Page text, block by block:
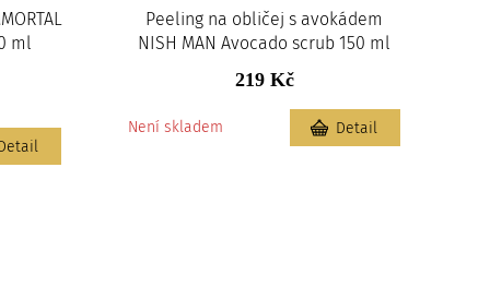
ml
Peeling na obličej s avokádem
NISH MAN Avocado scrub 150 ml
219 Kč
Není skladem Detail